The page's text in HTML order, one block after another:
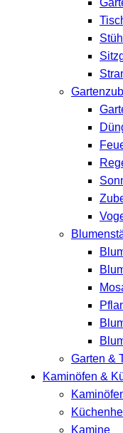
Garten &
Kaminöfen &
Kamine